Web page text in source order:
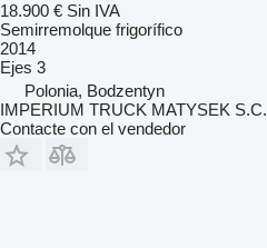
18.900 € Sin IVA
Semirremolque frigorífico
2014
Ejes 3
Polonia, Bodzentyn
IMPERIUM TRUCK MATYSEK S.C.
Contacte con el vendedor